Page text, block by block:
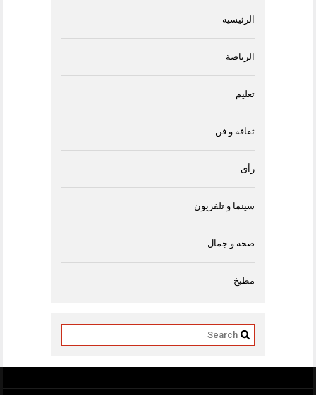
الرئيسية
الرياضة
تعليم
ثقافة و فن
رأى
سينما و تلفزيون
صحة و جمال
مطبخ